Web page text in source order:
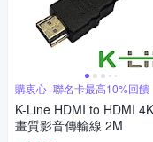
購衷心+聯名卡最高10%回饋
K-Line HDMI to HDMI
畫質影音傳輸線 2M